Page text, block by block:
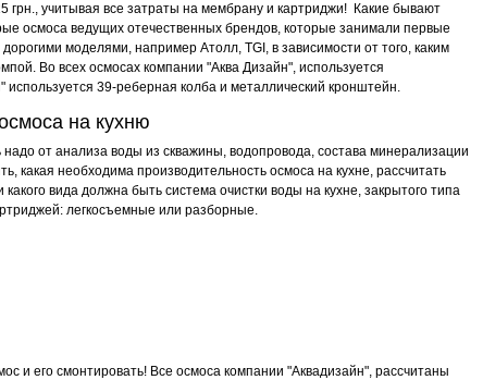
грн., учитывая все затраты на мембрану и картриджи! Какие бывают
осмоса ведущих отечественных брендов, которые занимали первые
моделями, например Атолл, TGI, в зависимости от того, каким
Во всех осмосах компании "Аква Дизайн", используется
39-реберная колба и металлический кронштейн.
на кухню
от анализа воды из скважины, водопровода, состава минерализации
необходима производительность осмоса на кухне, рассчитать
какого вида должна быть система очистки воды на кухне, закрытого типа
легкосъемные или разборные.
и его смонтировать! Все осмоса компании "Аквадизайн", рассчитаны